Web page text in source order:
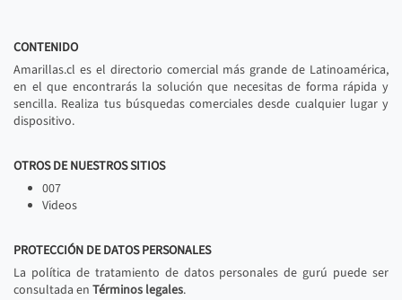
CONTENIDO
Amarillas.cl es el directorio comercial más grande de Latinoamérica,
en el que encontrarás la solución que necesitas de forma rápida y
sencilla. Realiza tus búsquedas comerciales desde cualquier lugar y
dispositivo.
OTROS DE NUESTROS SITIOS
007
Videos
PROTECCIÓN DE DATOS PERSONALES
La política de tratamiento de datos personales de gurú puede ser
consultada en Términos legales.